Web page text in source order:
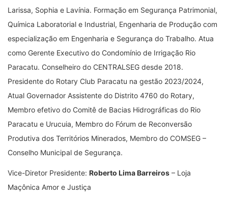
Larissa, Sophia e Lavínia. Formação em Segurança Patrimonial,
Química Laboratorial e Industrial, Engenharia de Produção com
especialização em Engenharia e Segurança do Trabalho. Atua
como Gerente Executivo do Condomínio de Irrigação Rio
Paracatu. Conselheiro do CENTRALSEG desde 2018.
Presidente do Rotary Club Paracatu na gestão 2023/2024,
Atual Governador Assistente do Distrito 4760 do Rotary,
Membro efetivo do Comitê de Bacias Hidrográficas do Rio
Paracatu e Urucuia, Membro do Fórum de Reconversão
Produtiva dos Territórios Minerados, Membro do COMSEG –
Conselho Municipal de Segurança.
Vice-Diretor Presidente: Roberto Lima Barreiros – Loja
Maçônica Amor e Justiça